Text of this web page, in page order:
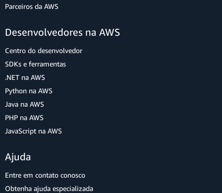
Parceiros da AWS
Desenvolvedores na AWS
Centro do desenvolvedor
SDKs e ferramentas
.NET na AWS
Python na AWS
Java na AWS
PHP na AWS
JavaScript na AWS
Ajuda
Entre em contato conosco
Obtenha ajuda especializada